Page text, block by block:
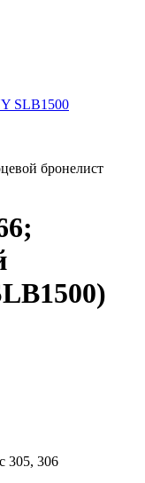
SLB1500
бронелист
305, 306